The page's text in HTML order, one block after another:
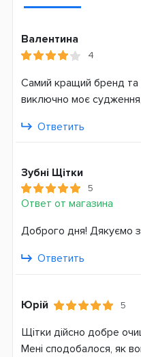
Валентина
4
Самий кращий бренд та
виключно моє
Ответить
Зубні Щітки
5
Ответ от магазина
Доброго дня! Дякуємо
Ответить
Юрій 5
Щітки дійсно добре
Мені сподобалося, як